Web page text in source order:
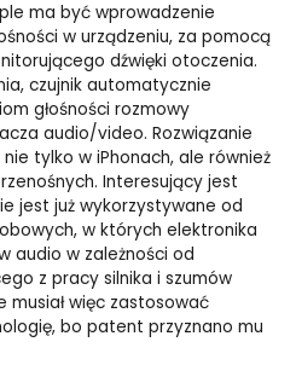
ma być wprowadzenie
w urządzeniu, za pomocą
dźwięki otoczenia.
czujnik automatycznie
głośności rozmowy
audio/video. Rozwiązanie
tylko w iPhonach, ale również
Interesujący jest
jest już wykorzystywane od
w których elektronika
audio w zależności od
z pracy silnika i szumów
więc zastosować
bo patent przyznano mu